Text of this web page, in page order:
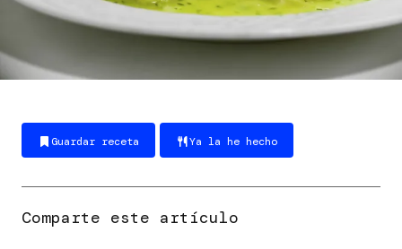
Guardar receta Ya la he hecho